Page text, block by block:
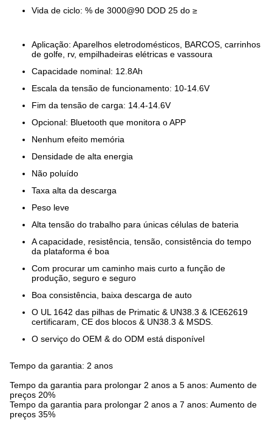
Vida de ciclo: % de 3000@90 DOD 25 do ≥
Aplicação: Aparelhos eletrodomésticos, BARCOS, carrinhos
de golfe, rv, empilhadeiras elétricas e vassoura
Capacidade nominal: 12.8Ah
Escala da tensão de funcionamento: 10-14.6V
Fim da tensão de carga: 14.4-14.6V
Opcional: Bluetooth que monitora o APP
Nenhum efeito memória
Densidade de alta energia
Não poluído
Taxa alta da descarga
Peso leve
Alta tensão do trabalho para únicas células de bateria
A capacidade, resistência, tensão, consistência do tempo
da plataforma é boa
Com procurar um caminho mais curto a função de
produção, seguro e seguro
Boa consistência, baixa descarga de auto
O UL 1642 das pilhas de Primatic & UN38.3 & ICE62619
certificaram, CE dos blocos & UN38.3 & MSDS.
O serviço do OEM & do ODM está disponível
Tempo da garantia: 2 anos
Tempo da garantia para prolongar 2 anos a 5 anos: Aumento de
preços 20%
Tempo da garantia para prolongar 2 anos a 7 anos: Aumento de
preços 35%